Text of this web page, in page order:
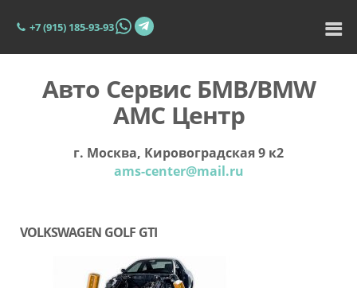
+7 (915) 185-93-93
Авто Сервис БМВ/BMW
АМС Центр
г. Москва, Кировоградская 9 к2
ams-center@mail.ru
VOLKSWAGEN GOLF GTI